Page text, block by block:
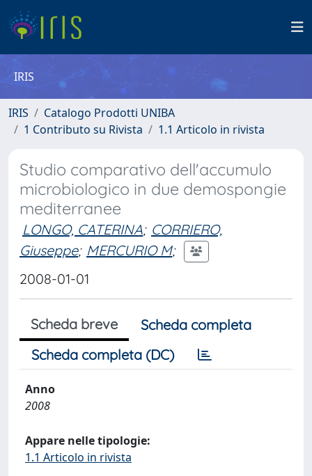
IRIS
IRIS
Catalogo Prodotti UNIBA
1 Contributo su Rivista
1.1 Articolo in rivista
Studio comparativo dell'accumulo
microbiologico in due demospongie
mediterranee
LONGO, CATERINA; CORRIERO,
Giuseppe; MERCURIO M;
2008-01-01
Scheda breve
Scheda completa
Scheda completa (DC)
Anno
2008
Appare nelle tipologie:
1.1 Articolo in rivista